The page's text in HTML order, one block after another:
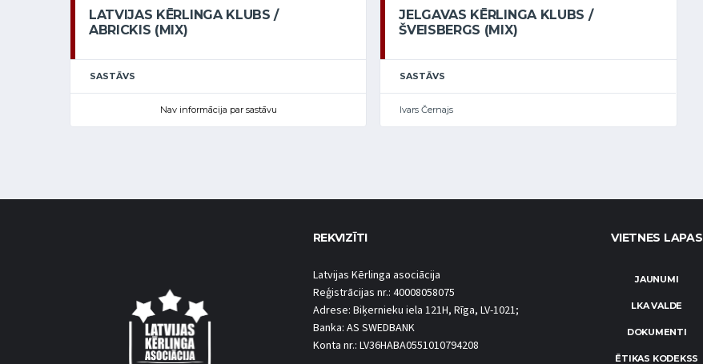
LATVIJAS KĒRLINGA KLUBS /
ABRICKIS (MIX)
SASTĀVS
Nav informācija par sastāvu
JELGAVAS KĒRLINGA KLUBS /
ŠVEISBERGS (MIX)
SASTĀVS
Ivars Černajs
REKVIZĪTI
Latvijas Kērlinga asociācija
Reģistrācijas nr.: 40008058075
Adrese: Biķernieku iela 121H, Rīga, LV-1021;
Banka: AS SWEDBANK
Konta nr.: LV36HABA0551010794208
VIETNES LAPAS
JAUNUMI
LKA VALDE
DOKUMENTI
ĒTIKAS KODEKSS